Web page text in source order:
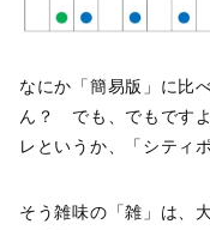
なにか「簡易版」に比
ん？ でも、でもです
レというか、「シティ
そう雑味の「雑」は、